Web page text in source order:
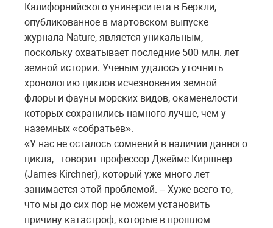
Калифорнийского университета в Беркли,
опубликованное в мартовском выпуске
журнала Nature, является уникальным,
поскольку охватывает последние 500 млн. лет
земной истории. Ученым удалось уточнить
хронологию циклов исчезновения земной
флоры и фауны морских видов, окаменелости
которых сохранились намного лучше, чем у
наземных «собратьев».
«У нас не осталось сомнений в наличии данного
цикла, - говорит профессор Джеймс Киршнер
(James Kirchner), который уже много лет
занимается этой проблемой. – Хуже всего то,
что мы до сих пор не можем установить
причину катастроф, которые в прошлом